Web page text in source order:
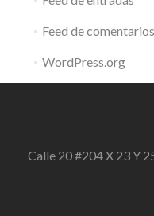
Feed de comentarios
WordPress.org
Calle 20 #204 X 23 Y